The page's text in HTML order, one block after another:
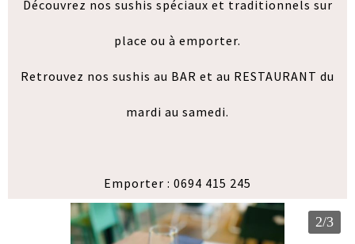
Découvrez nos sushis spéciaux et traditionnels sur
place ou à emporter.
Retrouvez nos sushis au BAR et au RESTAURANT du
mardi au samedi.
Emporter : 0694 415 245
2/3